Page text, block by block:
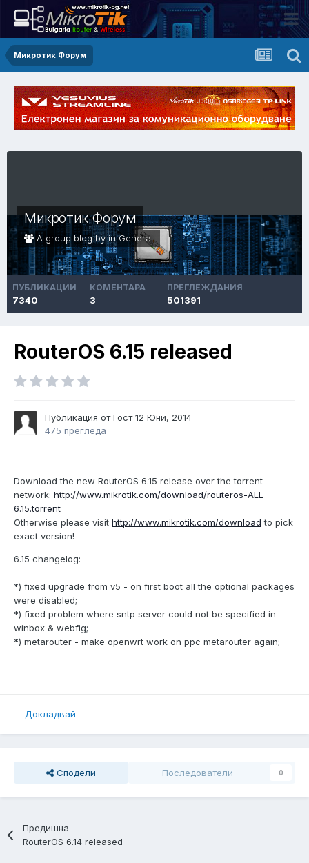
Микротик Форум
Микротик Форум
A group blog by inGeneral
ПУБЛИКАЦИИ
7340
КОМЕНТАРА
3
ПРЕГЛЕЖДАНИЯ
501391
RouterOS 6.15 released
Публикация от Гост12 Юни, 2014
475 прегледа
Download the new RouterOS 6.15 release over the torrent
network: http://www.mikrotik.com/download/routeros-ALL-
6.15.torrent
Otherwise please visit http://www.mikrotik.com/download to pick
exact version!
6.15 changelog:
*) fixed upgrade from v5 - on first boot all the optional packages
were disabled;
*) fixed problem where sntp server could not be specified in
winbox & webfig;
*) metarouter - make openwrt work on ppc metarouter again;
Докладвай
Сподели Последователи 0
Предишна
RouterOS 6.14 released